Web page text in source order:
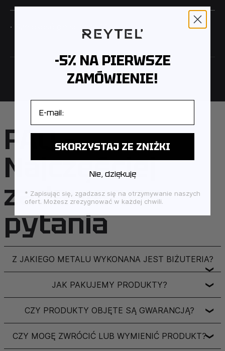
· Szerokość pierścienia: 1.1 cm
FAQ –
Najczęściej
zadawane
pytania
Z JAKIEGO METALU WYKONANA JEST BIŻUTERIA?
❯
JAK PAKUJEMY PRODUKTY? ❯
CZY PRODUKTY OBJĘTE SĄ GWARANCJĄ? ❯
CZY MOGĘ ZWRÓCIĆ LUB WYMIENIĆ PRODUKT?❯
-5% NA PIERWSZE
ZAMÓWIENIE!
SKORZYSTAJ ZE ZNIŻKI
Nie, dziękuję
* Zapisując się, zgadzasz się na otrzymywanie naszych
ofert. Możesz zrezygnować w każdej chwili.